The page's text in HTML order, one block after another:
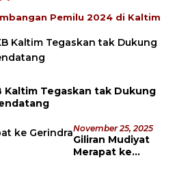
Pemilu 2024 di Kaltim
Kaltim Tegaskan tak Dukung
November 25, 2025
Giliran Mudiyat
Merapat ke